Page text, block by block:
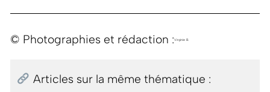
© Photographies et rédaction :Virginie B.
Articles sur la même thématique :